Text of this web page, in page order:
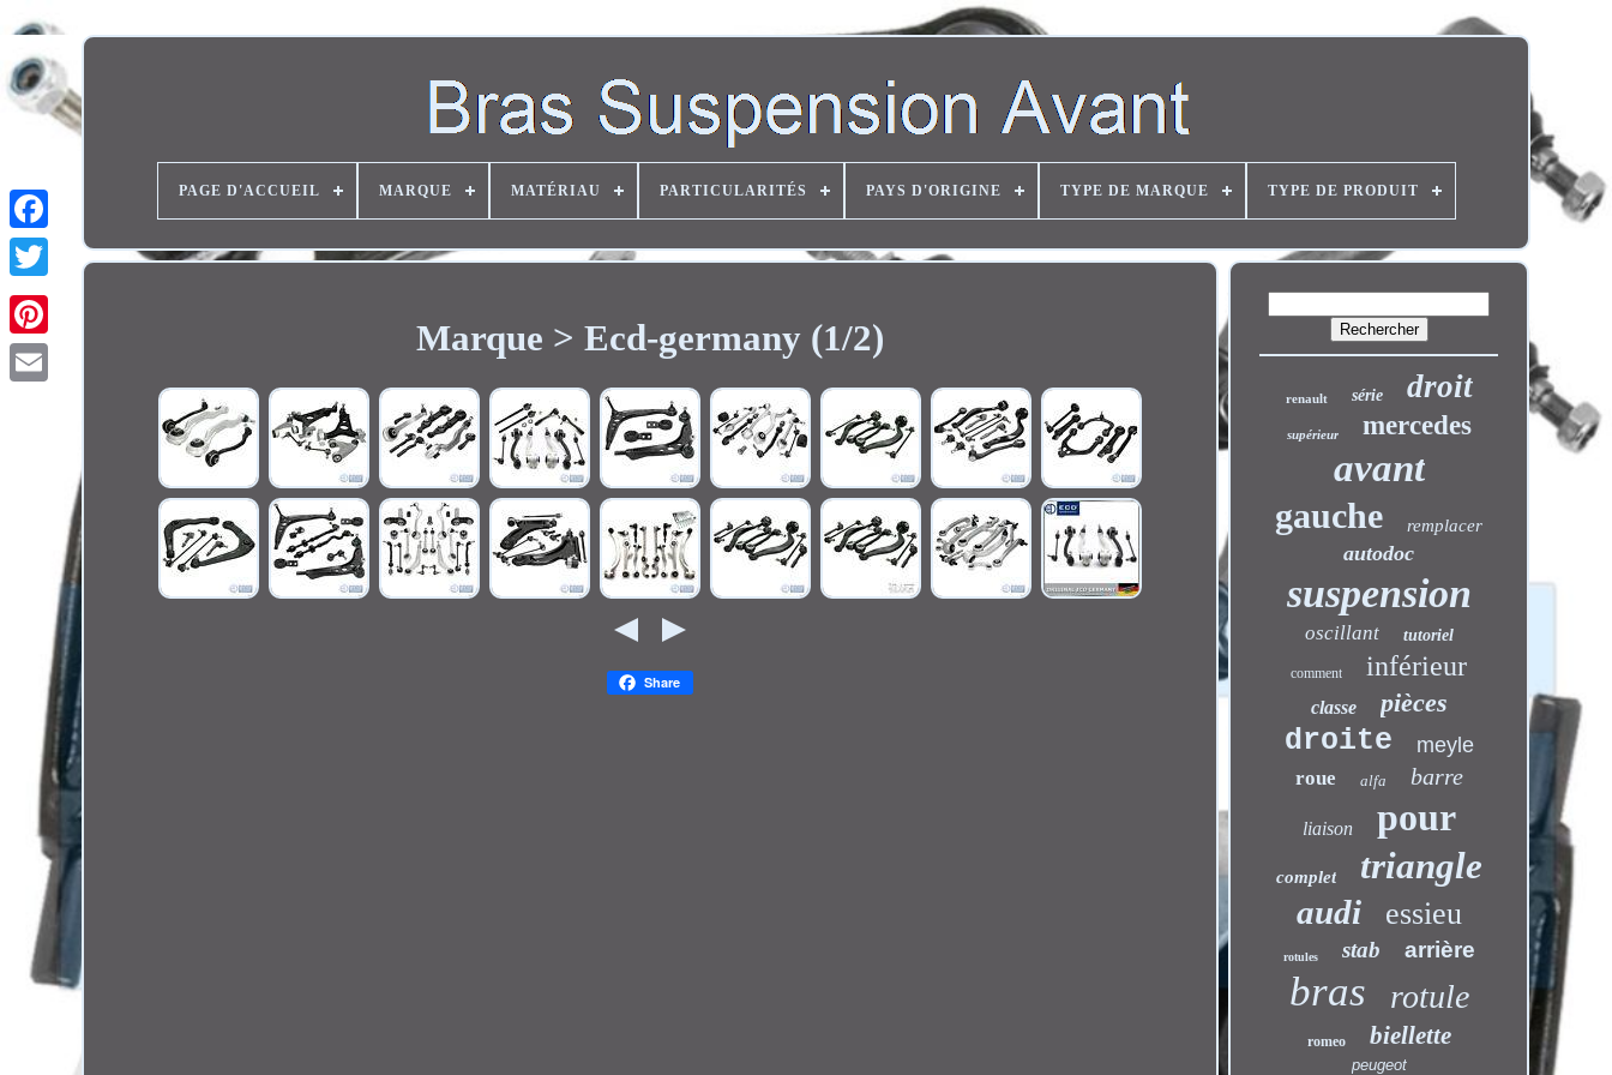
Twitter
PAGE D'ACCUEIL MARQUE MATÉRIAU PARTICULARITÉS PAYS D'ORIGINE TYPE DE MARQUE TYPE DE PRODUIT
Marque > Ecd-germany (1/2)
Share
renault série droit
supérieur mercedes
avant
gauche remplacer
autodoc
suspension
oscillant tutoriel
comment inférieur
classe pièces
droite meyle
roue alfa barre
liaison pour
complet triangle
audi essieu
rotules stab arrière
bras rotule
romeo biellette
peugeot